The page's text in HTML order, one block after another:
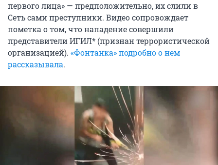
первого лица» — предположительно, их слили в
Сеть сами преступники. Видео сопровождает
пометка о том, что нападение совершили
представители ИГИЛ* (признан террористической
организацией). «Фонтанка» подробно о нем
рассказывала.